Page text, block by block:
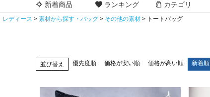
新着商品 ランキング カテゴリ
レディース 素材から探す・バッグ その他の素材 トートバッグ
並び替え 優先度順 価格が安い順 価格が高い順 新着順